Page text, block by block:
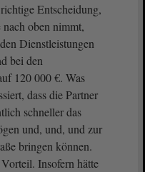
Entscheidung,
oben nimmt,
Dienstleistungen
bei den
120 000 €. Was
dass die Partner
schneller das
und, und, und zur
bringen können.
Insofern hätte